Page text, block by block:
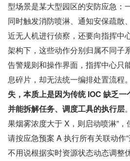
型场景是某大型园区的安防应急：
同时触发消防喷淋、通知安保疏散
近无人机进行侦察，还要向指挥中
架构下，这些动作分别归属不同子
告警规则和操作界面，指挥中心只
息碎片，却无法统一编排处置流程。
失，本质上是因为传统 IOC 缺乏一
并能拆解任务、调度工具的执行层
果烟雾浓度大于 X，则启动喷淋”，
请按应急预案 A 执行所有关联动作
不用说根据实时资源状态动态调整